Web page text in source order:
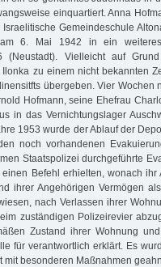
einquartiert. Anna
Gemeindeschule
6. Mai 1942 in ein
(Neustadt). Vielleicht auf
zu einem nicht bekannten
übergeben. Vier Wochen
Hofmann, seine Ehefrau
in das Vernichtungslager
1953 wurde der Ablauf der
noch vorhandenen
Staatspolizei durchgeführte
Befehl erhielten, wonach ihr
ihrer Angehörigen Vermögen
nach Verlassen ihrer
zuständigen Polizeirevier
Zustand ihrer Wohnung
für verantwortlich erklärt. Es
besonderen Maßnahmen